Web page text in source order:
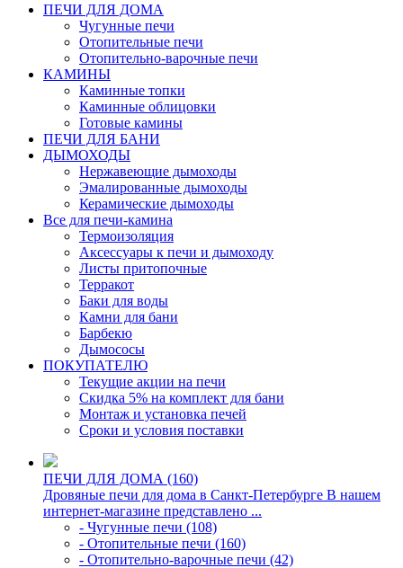
ПЕЧИ ДЛЯ ДОМА
Чугунные печи
Отопительные печи
Отопительно-варочные печи
КАМИНЫ
Каминные топки
Каминные облицовки
Готовые камины
ПЕЧИ ДЛЯ БАНИ
ДЫМОХОДЫ
Нержавеющие дымоходы
Эмалированные дымоходы
Керамические дымоходы
Все для печи-камина
Термоизоляция
Аксессуары к печи и дымоходу
Листы притопочные
Терракот
Баки для воды
Камни для бани
Барбекю
Дымососы
ПОКУПАТЕЛЮ
Текущие акции на печи
Скидка 5% на комплект для бани
Монтаж и установка печей
Сроки и условия поставки
ПЕЧИ ДЛЯ ДОМА (160)
Дровяные печи для дома в Санкт-Петербурге В нашем
интернет-магазине представлено ...
- Чугунные печи (108)
- Отопительные печи (160)
- Отопительно-варочные печи (42)